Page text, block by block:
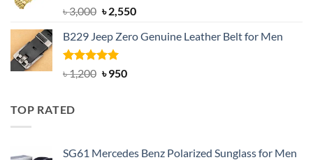
Rated5.00
out of 5
৳3,000 Original
was:
৳ 3,000.
৳2,550Current
is:
B229 Jeep Zero Genuine Leather Belt for Men
Rated4.92
out of 5
৳1,200 Original
৳950Current
TOP RATED
SG61 Mercedes Benz Polarized Sunglass for Men